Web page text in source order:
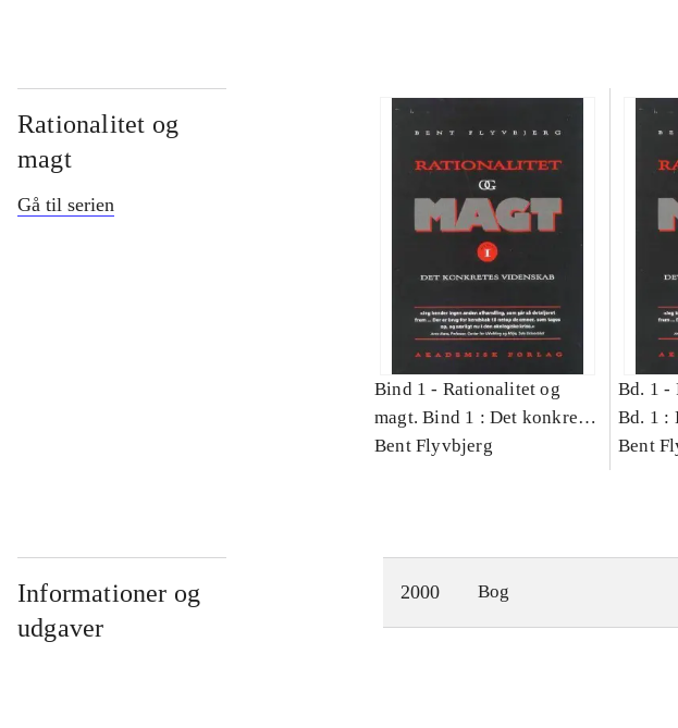
Rationalitet og
magt
Gå til serien
Bind 1 - Rationalitet og
magt. Bind 1 : Det konkretes
videnskab
Bent Flyvbjerg
Bd. 1 -
Bd. 1 :
Bent
Informationer og
udgaver
2000 Bog